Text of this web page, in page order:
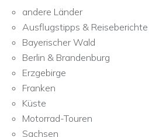
andere Länder
Ausflugstipps & Reiseberichte
Bayerischer Wald
Berlin & Brandenburg
Erzgebirge
Franken
Küste
Motorrad-Touren
Sachsen